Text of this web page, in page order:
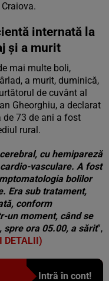
internată la
și a murit
mai multe boli,
a murit, duminică,
de cuvânt al
Gheorghiu, a declarat
73 de ani a fost
rural.
cu hemipareză
vasculare. A fost
bolilor
Era sub tratament,
conform
un moment, când se
spre ora 05.00, a sărit”,
DETALII)
Intră în cont!